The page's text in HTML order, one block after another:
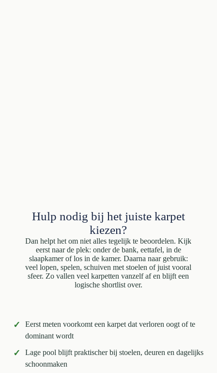
Hulp nodig bij het juiste karpet
kiezen?
Dan helpt het om niet alles tegelijk te beoordelen. Kijk
eerst naar de plek: onder de bank, eettafel, in de
slaapkamer of los in de kamer. Daarna naar gebruik:
veel lopen, spelen, schuiven met stoelen of juist vooral
sfeer. Zo vallen veel karpetten vanzelf af en blijft een
logische shortlist over.
✓
Eerst meten voorkomt een karpet dat verloren oogt of te
dominant wordt
✓
Lage pool blijft praktischer bij stoelen, deuren en dagelijks
schoonmaken